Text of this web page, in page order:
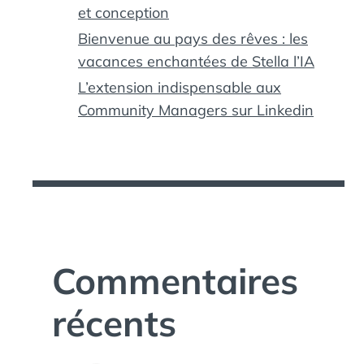
et conception
Bienvenue au pays des rêves : les
vacances enchantées de Stella l’IA
L’extension indispensable aux
Community Managers sur Linkedin
Commentaires
récents